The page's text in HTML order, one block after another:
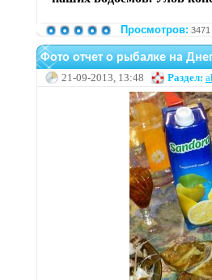
Просмотров:
Фото отчет о рыбалке на
21-09-2013, 13:48 Раздел: